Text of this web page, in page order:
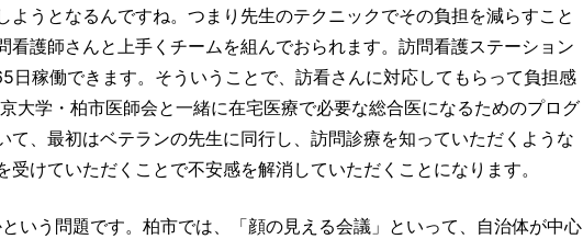
うとなるんですね。つまり先生のテクニックでその負担を減らすこと
護師さんと上手くチームを組んでおられます。訪問看護ステーション
稼働できます。そういうことで、訪看さんに対応してもらって負担感
大学・柏市医師会と一緒に在宅医療で必要な総合医になるためのプログ
、最初はベテランの先生に同行し、訪問診療を知っていただくような
けていただくことで不安感を解消していただくことになります。
いう問題です。柏市では、「顔の見える会議」といって、自治体が中心